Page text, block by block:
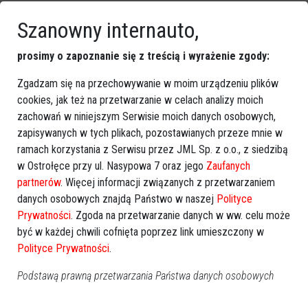
„Szkice ze sztuki zwanej naiwną –
malarstwo Magdaleny Shummer": spotkanie
Szanowny internauto,
prosimy o zapoznanie się z treścią i wyrażenie zgody:
Zgadzam się na przechowywanie w moim urządzeniu plików
cookies, jak też na przetwarzanie w celach analizy moich
zachowań w niniejszym Serwisie moich danych osobowych,
zapisywanych w tych plikach, pozostawianych przeze mnie w
ramach korzystania z Serwisu przez JML Sp. z o.o., z siedzibą
w Ostrołęce przy ul. Nasypowa 7 oraz jego Zaufanych
partnerów. Więcej informacji związanych z przetwarzaniem
danych osobowych znajdą Państwo w naszej Polityce
Prywatności. Zgoda na przetwarzanie danych w ww. celu może
być w każdej chwili cofnięta poprzez link umieszczony w
Polityce Prywatności.
Podstawą prawną przetwarzania Państwa danych osobowych